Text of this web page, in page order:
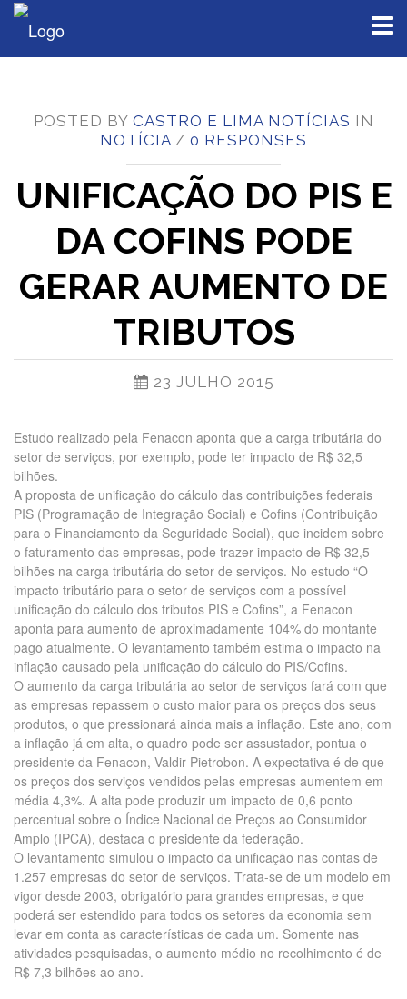
POSTED BY CASTRO E LIMA NOTÍCIAS IN
NOTÍCIA / 0 RESPONSES
UNIFICAÇÃO DO PIS E
DA COFINS PODE
GERAR AUMENTO DE
TRIBUTOS
23 JULHO 2015
Estudo realizado pela Fenacon aponta que a carga tributária do
setor de serviços, por exemplo, pode ter impacto de R$ 32,5
bilhões.
A proposta de unificação do cálculo das contribuições federais
PIS (Programação de Integração Social) e Cofins (Contribuição
para o Financiamento da Seguridade Social), que incidem sobre
o faturamento das empresas, pode trazer impacto de R$ 32,5
bilhões na carga tributária do setor de serviços. No estudo “O
impacto tributário para o setor de serviços com a possível
unificação do cálculo dos tributos PIS e Cofins”, a Fenacon
aponta para aumento de aproximadamente 104% do montante
pago atualmente. O levantamento também estima o impacto na
inflação causado pela unificação do cálculo do PIS/Cofins.
O aumento da carga tributária ao setor de serviços fará com que
as empresas repassem o custo maior para os preços dos seus
produtos, o que pressionará ainda mais a inflação. Este ano, com
a inflação já em alta, o quadro pode ser assustador, pontua o
presidente da Fenacon, Valdir Pietrobon. A expectativa é de que
os preços dos serviços vendidos pelas empresas aumentem em
média 4,3%. A alta pode produzir um impacto de 0,6 ponto
percentual sobre o Índice Nacional de Preços ao Consumidor
Amplo (IPCA), destaca o presidente da federação.
O levantamento simulou o impacto da unificação nas contas de
1.257 empresas do setor de serviços. Trata-se de um modelo em
vigor desde 2003, obrigatório para grandes empresas, e que
poderá ser estendido para todos os setores da economia sem
levar em conta as características de cada um. Somente nas
atividades pesquisadas, o aumento médio no recolhimento é de
R$ 7,3 bilhões ao ano.